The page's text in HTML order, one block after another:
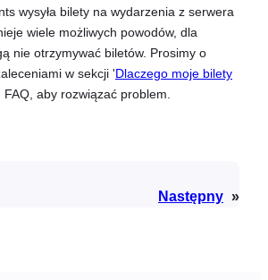
wysyła bilety na wydarzenia z serwera
wiele możliwych powodów, dla
nie otrzymywać biletów. Prosimy o
w sekcji 'Dlaczego moje bilety
FAQ, aby rozwiązać problem.
Następny »